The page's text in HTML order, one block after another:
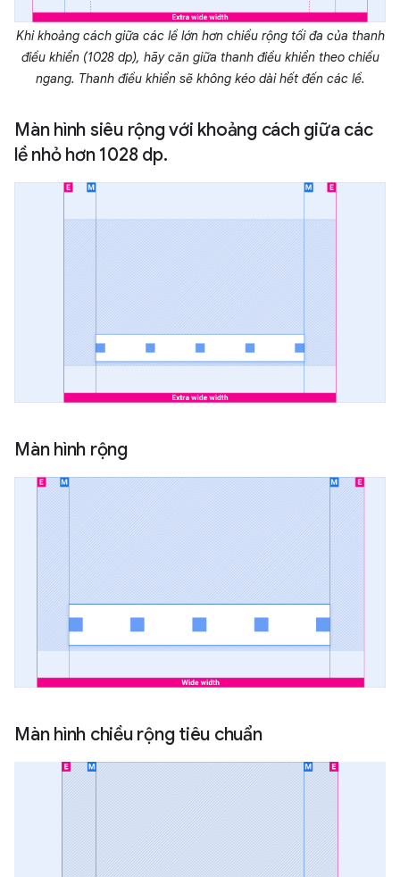
Khi khoảng cách giữa các lề lớn hơn chiều rộng tối đa của thanh
điều khiển (1028 dp), hãy căn giữa thanh điều khiển theo chiều
ngang. Thanh điều khiển sẽ không kéo dài hết đến các lề.
Màn hình siêu rộng với khoảng cách giữa các
lề nhỏ hơn 1028 dp.
Màn hình rộng
Màn hình chiều rộng tiêu chuẩn